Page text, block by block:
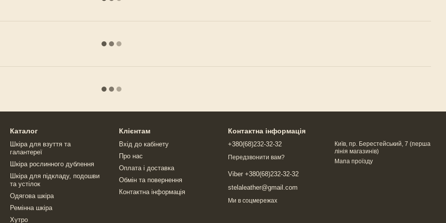
Каталог
Шкіра для взуття та
галантереї
Шкіра рослинного дублення
Шкіра для підкладу, подошви
та устілок
Одягова шкіра
Ремінна шкіра
Хутро
Клієнтам
Вхід до кабінету
Про нас
Оплата і доставка
Обмін та повернення
Контактна інформація
Контактна інформація
+380(68)232-32-32
Передзвонити вам?
Viber +380(68)232-32-32
stelaleather@gmail.com
Київ, пр. Берестейський, 7 (перша
лінія магазинів)
Мапа проїзду
Ми в соцмережах